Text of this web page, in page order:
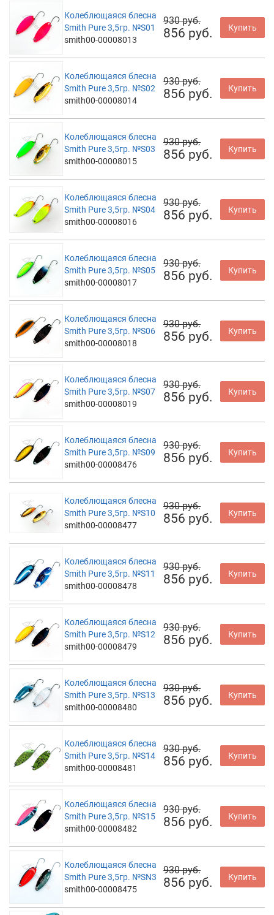
Колеблющаяся блесна
Smith Pure 3,5гр. №S01
smith00-00008013
930 руб.
856 руб. Купить
Колеблющаяся блесна
Smith Pure 3,5гр. №S02
smith00-00008014
930 руб.
856 руб. Купить
Колеблющаяся блесна
Smith Pure 3,5гр. №S03
smith00-00008015
930 руб.
856 руб. Купить
Колеблющаяся блесна
Smith Pure 3,5гр. №S04
smith00-00008016
930 руб.
856 руб. Купить
Колеблющаяся блесна
Smith Pure 3,5гр. №S05
smith00-00008017
930 руб.
856 руб. Купить
Колеблющаяся блесна
Smith Pure 3,5гр. №S06
smith00-00008018
930 руб.
856 руб. Купить
Колеблющаяся блесна
Smith Pure 3,5гр. №S07
smith00-00008019
930 руб.
856 руб. Купить
Колеблющаяся блесна
Smith Pure 3,5гр. №S09
smith00-00008476
930 руб.
856 руб. Купить
Колеблющаяся блесна
Smith Pure 3,5гр. №S10
smith00-00008477
930 руб.
856 руб. Купить
Колеблющаяся блесна
Smith Pure 3,5гр. №S11
smith00-00008478
930 руб.
856 руб. Купить
Колеблющаяся блесна
Smith Pure 3,5гр. №S12
smith00-00008479
930 руб.
856 руб. Купить
Колеблющаяся блесна
Smith Pure 3,5гр. №S13
smith00-00008480
930 руб.
856 руб. Купить
Колеблющаяся блесна
Smith Pure 3,5гр. №S14
smith00-00008481
930 руб.
856 руб. Купить
Колеблющаяся блесна
Smith Pure 3,5гр. №S15
smith00-00008482
930 руб.
856 руб. Купить
Колеблющаяся блесна
Smith Pure 3,5гр. №SN3
smith00-00008475
930 руб.
856 руб. Купить